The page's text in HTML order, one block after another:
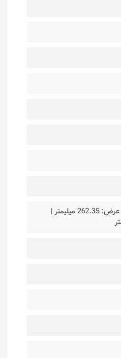
طول: 358.8 میلیمتر | عرض: 262.35 میلیمتر |